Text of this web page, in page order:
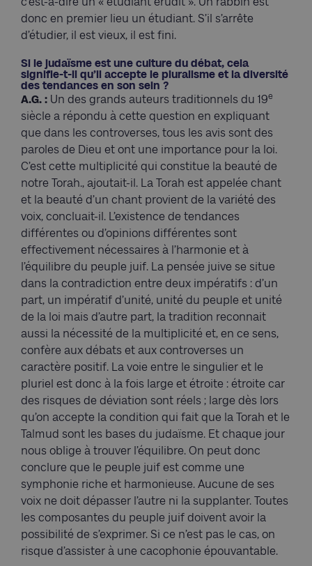
donc en premier lieu un étudiant. S’il s’arrête
d’étudier, il est vieux, il est fini.
Si le judaïsme est une culture du débat, cela
signifie-t-il qu’il accepte le pluralisme et la diversité
des tendances en son sein ?
A.G. : Un des grands auteurs traditionnels du 19e
siècle a répondu à cette question en expliquant
que dans les controverses, tous les avis sont des
paroles de Dieu et ont une importance pour la loi.
C’est cette multiplicité qui constitue la beauté de
notre Torah., ajoutait-il. La Torah est appelée chant
et la beauté d’un chant provient de la variété des
voix, concluait-il. L’existence de tendances
différentes ou d’opinions différentes sont
effectivement nécessaires à l’harmonie et à
l’équilibre du peuple juif. La pensée juive se situe
dans la contradiction entre deux impératifs : d’un
part, un impératif d’unité, unité du peuple et unité
de la loi mais d’autre part, la tradition reconnait
aussi la nécessité de la multiplicité et, en ce sens,
confère aux débats et aux controverses un
caractère positif. La voie entre le singulier et le
pluriel est donc à la fois large et étroite : étroite car
des risques de déviation sont réels ; large dès lors
qu’on accepte la condition qui fait que la Torah et le
Talmud sont les bases du judaïsme. Et chaque jour
nous oblige à trouver l’équilibre. On peut donc
conclure que le peuple juif est comme une
symphonie riche et harmonieuse. Aucune de ses
voix ne doit dépasser l’autre ni la supplanter. Toutes
les composantes du peuple juif doivent avoir la
possibilité de s’exprimer. Si ce n’est pas le cas, on
risque d’assister à une cacophonie épouvantable.